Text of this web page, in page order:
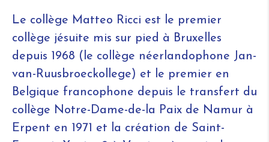
Le collège Matteo Ricci est le premier
collège jésuite mis sur pied à Bruxelles
depuis 1968 (le collège néerlandophone Jan-
van-Ruusbroeckollege) et le premier en
Belgique francophone depuis le transfert du
collège Notre-Dame-de-la Paix de Namur à
Erpent en 1971 et la création de Saint-